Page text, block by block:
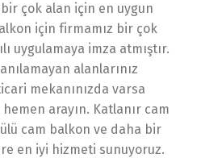
çok alan için en uygun
için firmamız bir çok
uygulamaya imza atmıştır.
alanlarınız
mekanınızda varsa
arayın. Katlanır cam
cam balkon ve daha bir
en iyi hizmeti sunuyoruz.